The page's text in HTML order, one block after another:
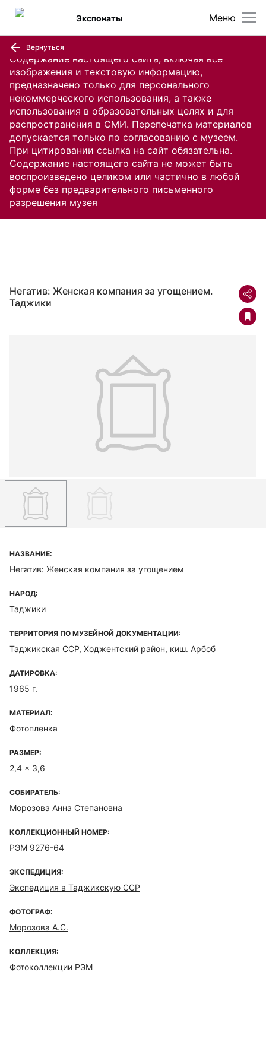
Содержание настоящего сайта, включая все
изображения и текстовую информацию,
предназначено только для персонального
некоммерческого использования, а также
использования в образовательных целях и для
распространения в СМИ. Перепечатка материалов
допускается только по согласованию с музеем.
При цитировании ссылка на сайт обязательна.
Содержание настоящего сайта не может быть
воспроизведено целиком или частично в любой
форме без предварительного письменного
разрешения музея
Меню
Экспонаты
Вернуться
Негатив: Женская компания за угощением.
Таджики
НАЗВАНИЕ:
Негатив: Женская компания за угощением
НАРОД:
Таджики
ТЕРРИТОРИЯ ПО МУЗЕЙНОЙ ДОКУМЕНТАЦИИ:
Таджикская ССР, Ходжентский район, киш. Арбоб
ДАТИРОВКА:
1965 г.
МАТЕРИАЛ:
Фотопленка
РАЗМЕР:
2,4 x 3,6
СОБИРАТЕЛЬ:
Морозова Анна Степановна
КОЛЛЕКЦИОННЫЙ НОМЕР:
РЭМ 9276-64
ЭКСПЕДИЦИЯ:
Экспедиция в Таджикскую ССР
ФОТОГРАФ:
Морозова А.С.
КОЛЛЕКЦИЯ:
Фотоколлекции РЭМ